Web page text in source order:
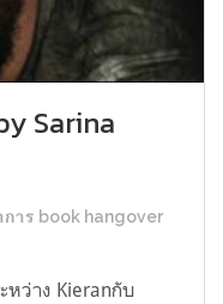
Sarina
าร book hangover
หว่าง Kieranกับ